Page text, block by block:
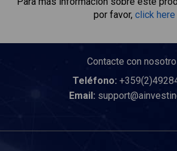
por favor, click here
Contacte con
Teléfono:
Email: